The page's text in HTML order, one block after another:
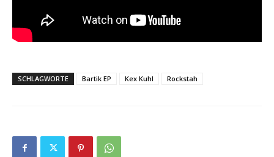
SCHLAGWORTE Bartik EP Kex Kuhl Rockstah